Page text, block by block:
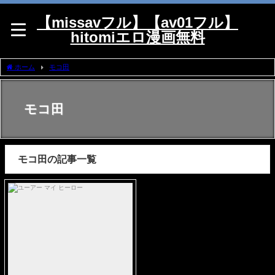
【missavフル】【av01フル】
hitomiエロ漫画無料
ホーム モコ田
モコ田
モコ田の記事一覧